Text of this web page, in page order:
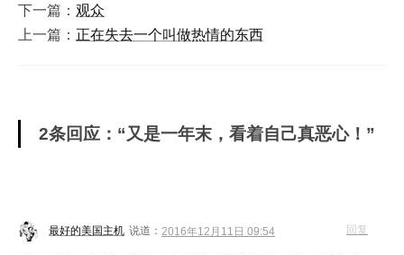
下一篇： 观众
上一篇： 正在失去一个叫做热情的东西
2条回应：“又是一年末，看着自己真恶心！”
最好的美国主机 说道： 2016年12月11日 09:54 回复